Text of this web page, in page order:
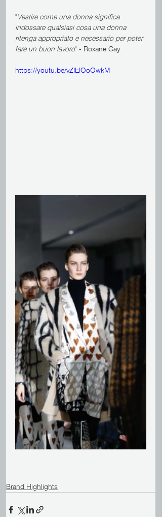
"Vestire come una donna significa
indossare qualsiasi cosa una donna
ritenga appropriato e necessario per poter
fare un buon lavoro" - Roxane Gay
https://youtu.be/vZIEIOoOwkM
Brand Highlights